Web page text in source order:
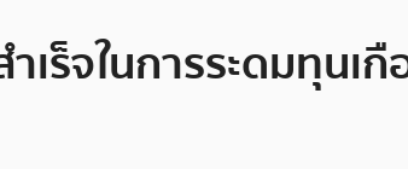
ำเร็จในการระดมทุ